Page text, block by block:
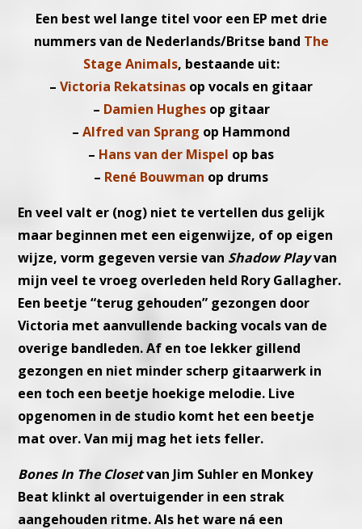
Een best wel lange titel voor een EP met drie
nummers van de Nederlands/Britse band The
Stage Animals, bestaande uit:
– Victoria Rekatsinas op vocals en gitaar
– Damien Hughesop gitaar
– Alfred van Sprang op Hammond
– Hans van der Mispel op bas
– René Bouwman op drums
En veel valt er (nog) niet te vertellen dus gelijk
maar beginnen met een eigenwijze, of op eigen
wijze, vorm gegeven versie van ShadowPlayvan
mijn veel te vroeg overleden held Rory Gallagher.
Een beetje “terug gehouden” gezongen door
Victoria met aanvullende backing vocals van de
overige bandleden.Af en toe lekker gillend
gezongen en niet minder scherp gitaarwerk in
een toch een beetje hoekige melodie. Live
opgenomen in de studio komt het een beetje
mat over. Van mij mag het iets feller.
Bones In The Closetvan Jim Suhler en Monkey
Beat klinkt al overtuigender in een strak
aangehouden ritme. Als het ware ná een